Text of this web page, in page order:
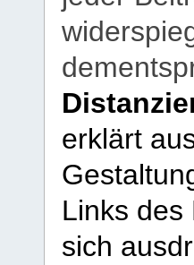
erklärt
Links des
sich